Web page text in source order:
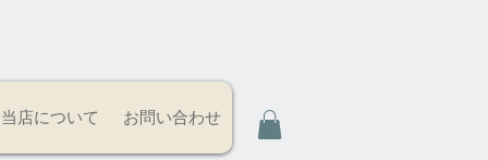
当店について お問い合わせ